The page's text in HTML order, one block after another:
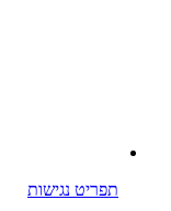
תפריט נגישות